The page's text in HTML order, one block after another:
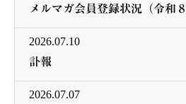
メルマガ会員登録状況（令和
2026.07.10
訃報
2026.07.07